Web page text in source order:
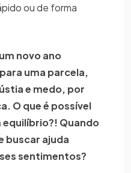
ou de forma
novo ano
uma parcela,
e medo, por
O que é possível
equilíbrio?! Quando
buscar ajuda
sentimentos?